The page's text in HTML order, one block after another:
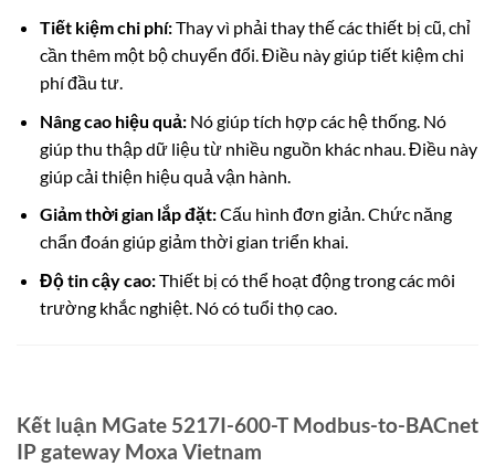
Tiết kiệm chi phí:Thay vì phải thay thế các thiết bị cũ, chỉ
cần thêm một bộ chuyển đổi. Điều này giúp tiết kiệm chi
phí đầu tư.
Nâng cao hiệu quả:Nó giúp tích hợp các hệ thống. Nó
giúp thu thập dữ liệu từ nhiều nguồn khác nhau. Điều này
giúp cải thiện hiệu quả vận hành.
Giảm thời gian lắp đặt:Cấu hình đơn giản. Chức năng
chẩn đoán giúp giảm thời gian triển khai.
Độ tin cậy cao:Thiết bị có thể hoạt động trong các môi
trường khắc nghiệt. Nó có tuổi thọ cao.
Kết luận MGate 5217I-600-T Modbus-to-BACnet
IP gateway Moxa Vietnam